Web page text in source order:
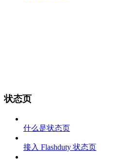
状态页
什么是状态页
接入 Flashduty 状态页